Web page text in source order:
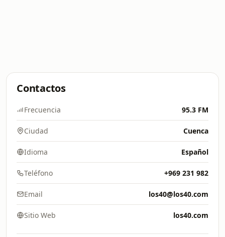
Contactos
Frecuencia 95.3 FM
Ciudad Cuenca
Idioma Español
Teléfono +969 231 982
Email los40@los40.com
Sitio Web los40.com